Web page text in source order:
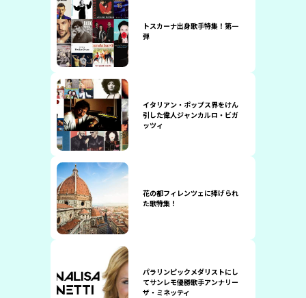
トスカーナ出身歌手特集！第一
弾
イタリアン・ポップス界をけん
引した偉人ジャンカルロ・ビガ
ッツィ
花の都フィレンツェに捧げられ
た歌特集！
パラリンピックメダリストにし
てサンレモ優勝歌手アンナリー
ザ・ミネッティ